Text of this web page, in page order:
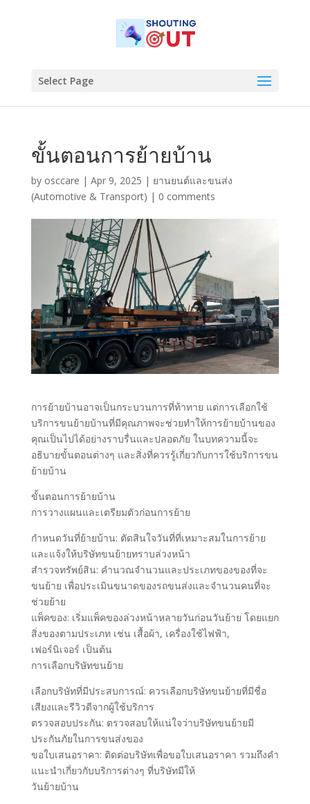
Select Page
ขั้นตอนการย้ายบ้าน
by osccare | Apr 9, 2025 | ยานยนต์และขนส่ง
(Automotive & Transport) | 0 comments
การย้ายบ้านอาจเป็นกระบวนการที่ท้าทาย แต่การเลือกใช้
บริการขนย้ายบ้านที่มีคุณภาพจะช่วยทำให้การย้ายบ้านของ
คุณเป็นไปได้อย่างราบรื่นและปลอดภัย ในบทความนี้จะ
อธิบายขั้นตอนต่างๆ และสิ่งที่ควรรู้เกี่ยวกับการใช้บริการขน
ย้ายบ้าน
ขั้นตอนการย้ายบ้าน
การวางแผนและเตรียมตัวก่อนการย้าย
กำหนดวันที่ย้ายบ้าน: ตัดสินใจวันที่ที่เหมาะสมในการย้าย
และแจ้งให้บริษัทขนย้ายทราบล่วงหน้า
สำรวจทรัพย์สิน: คำนวณจำนวนและประเภทของของที่จะ
ขนย้าย เพื่อประเมินขนาดของรถขนส่งและจำนวนคนที่จะ
ช่วยย้าย
แพ็คของ: เริ่มแพ็คของล่วงหน้าหลายวันก่อนวันย้าย โดยแยก
สิ่งของตามประเภท เช่น เสื้อผ้า, เครื่องใช้ไฟฟ้า,
เฟอร์นิเจอร์ เป็นต้น
การเลือกบริษัทขนย้าย
เลือกบริษัทที่มีประสบการณ์: ควรเลือกบริษัทขนย้ายที่มีชื่อ
เสียงและรีวิวดีจากผู้ใช้บริการ
ตรวจสอบประกัน: ตรวจสอบให้แน่ใจว่าบริษัทขนย้ายมี
ประกันภัยในการขนส่งของ
ขอใบเสนอราคา: ติดต่อบริษัทเพื่อขอใบเสนอราคา รวมถึงคำ
แนะนำเกี่ยวกับบริการต่างๆ ที่บริษัทมีให้
วันย้ายบ้าน